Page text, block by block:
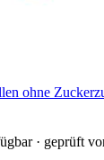
ohne
· geprüft